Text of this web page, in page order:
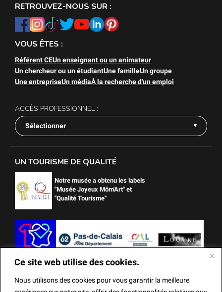
Ce site web utilise des cookies.
Nous utilisons des cookies pour vous garantir la meilleure
RETROUVEZ-NOUS SUR :
VOUS ÊTES :
Référent CEUn enseignant ou un animateur
Un chercheur ou un étudiantUne familleUn groupe
Une entrepriseUn médiaÀ la recherche d'un emploi
ACCÈS PROFESSIONNEL :
Sélectionner
UN TOURISME DE QUALITÉ
Notre musée a obtenu les labels
"Musée Joyeux Môm'Art" et
"Qualité Tourisme"